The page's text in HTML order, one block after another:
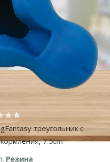
треугольник с
7.5cm
0%
Резина